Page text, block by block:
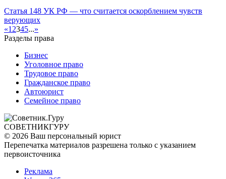
Статья 148 УК РФ — что считается оскорблением чувств
верующих
«1 2345...»
Разделы права
Бизнес
Уголовное право
Трудовое право
Гражданское право
Автоюрист
Семейное право
СОВЕТНИКГУРУ
© 2026 Ваш персональный юрист
Перепечатка материалов разрешена только с указанием
первоисточника
Реклама